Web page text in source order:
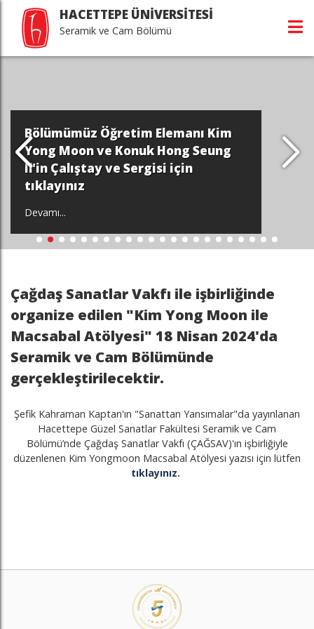
HACETTEPE ÜNİVERSİTESİ
Seramik ve Cam Bölümü
Bölümümüz Öğretim Elemanı Kim
Yong Moon ve Konuk Hong Seung
Il'in Çalıştay ve Sergisi için
tıklayınız
Devamı...
Çağdaş Sanatlar Vakfı ile işbirliğinde
organize edilen "Kim Yong Moon ile
Macsabal Atölyesi" 18 Nisan 2024'da
Seramik ve Cam Bölümünde
gerçekleştirilecektir.
Şefik Kahraman Kaptan'ın "Sanattan Yansımalar"da yayınlanan
Hacettepe Güzel Sanatlar Fakültesi Seramik ve Cam
Bölümü’nde Çağdaş Sanatlar Vakfı (ÇAĞSAV)'ın işbirliğiyle
düzenlenen Kim Yongmoon Macsabal Atölyesi yazısı için lütfen
tıklayınız.